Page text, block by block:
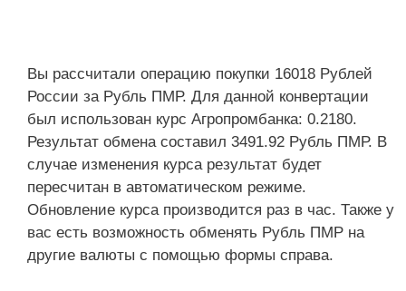
Вы рассчитали операцию покупки 16018 Рублей
России за Рубль ПМР. Для данной конвертации
был использован курс Агропромбанка: 0.2180.
Результат обмена составил 3491.92 Рубль ПМР. В
случае изменения курса результат будет
пересчитан в автоматическом режиме.
Обновление курса производится раз в час. Также у
вас есть возможность обменять Рубль ПМР на
другие валюты с помощью формы справа.